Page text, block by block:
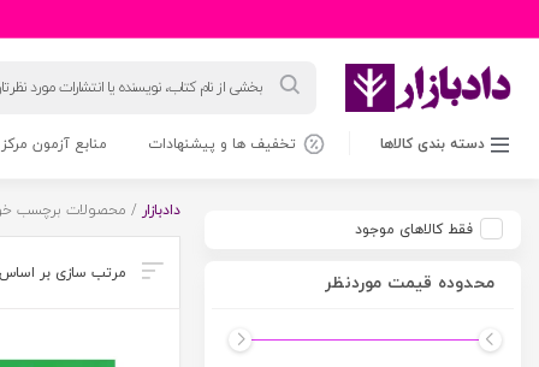
محصولات
دسته بندی کالاها تخفیف ها و پیشنهادات منابع آزمون
فقط کالاهای موجود
محدوده قیمت موردنظر
دادبازار / محصولات برچسب